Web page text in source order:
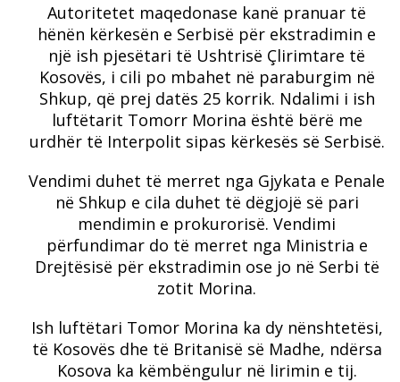
Autoritetet maqedonase kanë pranuar të
hënën kërkesën e Serbisë për ekstradimin e
një ish pjesëtari të Ushtrisë Çlirimtare të
Kosovës, i cili po mbahet në paraburgim në
Shkup, që prej datës 25 korrik. Ndalimi i ish
luftëtarit Tomorr Morina është bërë me
urdhër të Interpolit sipas kërkesës së Serbisë.
Vendimi duhet të merret nga Gjykata e Penale
në Shkup e cila duhet të dëgjojë së pari
mendimin e prokurorisë. Vendimi
përfundimar do të merret nga Ministria e
Drejtësisë për ekstradimin ose jo në Serbi të
zotit Morina.
Ish luftëtari Tomor Morina ka dy nënshtetësi,
të Kosovës dhe të Britanisë së Madhe, ndërsa
Kosova ka këmbëngulur në lirimin e tij.